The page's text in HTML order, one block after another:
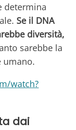
determina
Se il DNA
diversità,
sarebbe la
umano.
watch?
dai